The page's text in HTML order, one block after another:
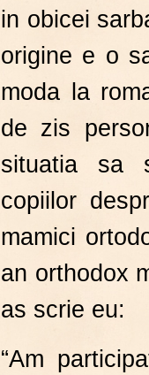
in obicei
origine e o
moda la
de zis
situatia sa
copiilor
mamici
an orthodox
as scrie eu:
“Am